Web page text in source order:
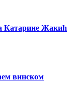
Катарине Жакић
винском